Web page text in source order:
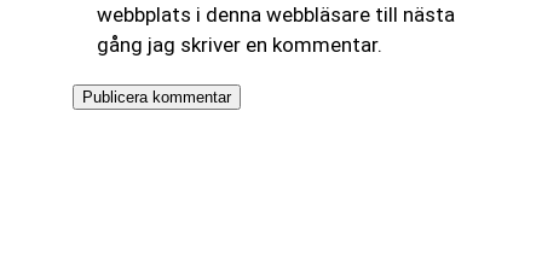
webbplats i denna webbläsare till nästa
gång jag skriver en kommentar.